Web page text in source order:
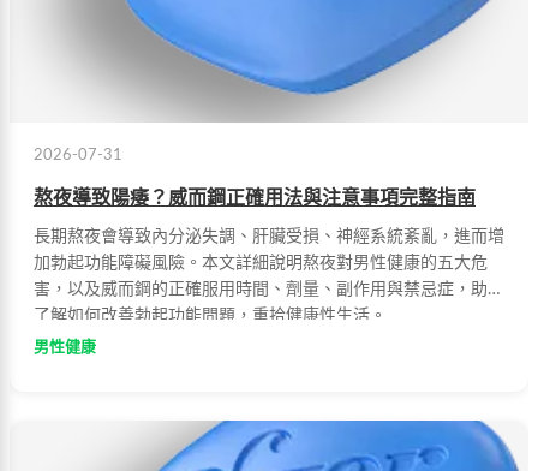
2026-07-31
熬夜導致陽痿？威而鋼正確用法與注意事項完整指南
長期熬夜會導致內分泌失調、肝臟受損、神經系統紊亂，進而增
加勃起功能障礙風險。本文詳細說明熬夜對男性健康的五大危
害，以及威而鋼的正確服用時間、劑量、副作用與禁忌症，助您
了解如何改善勃起功能問題，重拾健康性生活。
男性健康